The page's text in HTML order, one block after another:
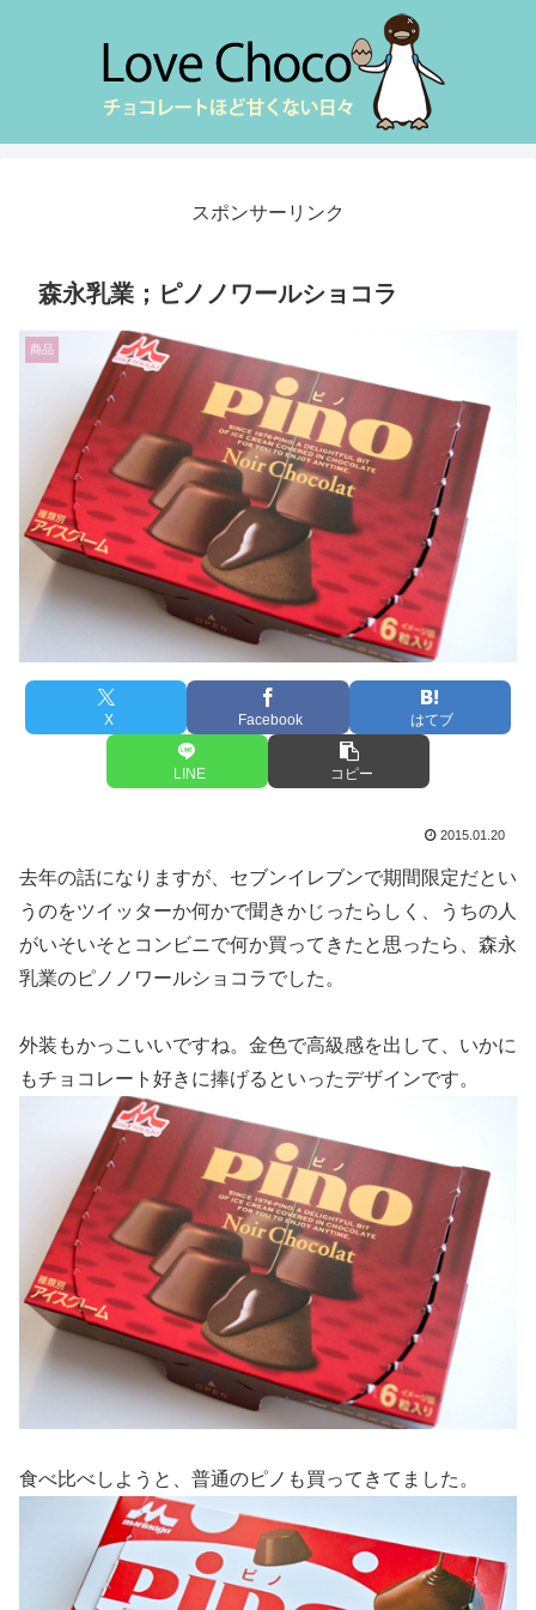
スポンサーリンク
森永乳業；ピノノワールショコラ
商品
X Facebook はてブ
LINE コピー
2015.01.20
去年の話になりますが、セブンイレブンで期間限定だとい
うのをツイッターか何かで聞きかじったらしく、うちの人
がいそいそとコンビニで何か買ってきたと思ったら、森永
乳業のピノノワールショコラでした。
外装もかっこいいですね。金色で高級感を出して、いかに
もチョコレート好きに捧げるといったデザインです。
食べ比べしようと、普通のピノも買ってきてました。